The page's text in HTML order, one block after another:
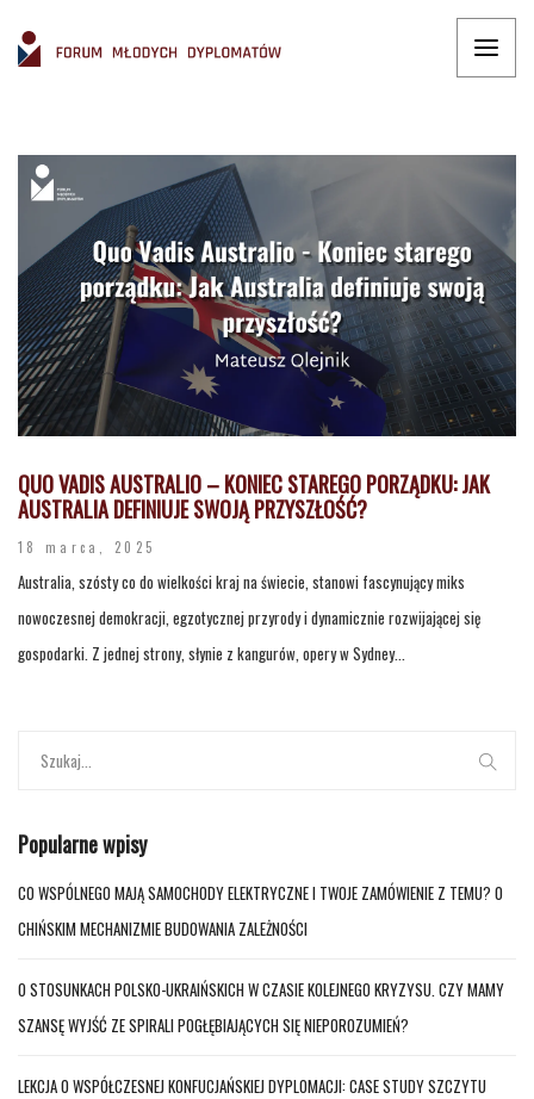
QUO VADIS AUSTRALIO – KONIEC STAREGO PORZĄDKU: JAK
AUSTRALIA DEFINIUJE SWOJĄ PRZYSZŁOŚĆ?
18 marca, 2025
Australia, szósty co do wielkości kraj na świecie, stanowi fascynujący miks
nowoczesnej demokracji, egzotycznej przyrody i dynamicznie rozwijającej się
gospodarki. Z jednej strony, słynie z kangurów, opery w Sydney...
Popularne wpisy
CO WSPÓLNEGO MAJĄ SAMOCHODY ELEKTRYCZNE I TWOJE ZAMÓWIENIE Z TEMU? O
CHIŃSKIM MECHANIZMIE BUDOWANIA ZALEŻNOŚCI
O STOSUNKACH POLSKO-UKRAIŃSKICH W CZASIE KOLEJNEGO KRYZYSU. CZY MAMY
SZANSĘ WYJŚĆ ZE SPIRALI POGŁĘBIAJĄCYCH SIĘ NIEPOROZUMIEŃ?
LEKCJA O WSPÓŁCZESNEJ KONFUCJAŃSKIEJ DYPLOMACJI: CASE STUDY SZCZYTU